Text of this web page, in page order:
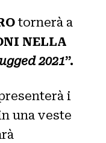
tornerà a
NELLA
2021”.
i
una veste